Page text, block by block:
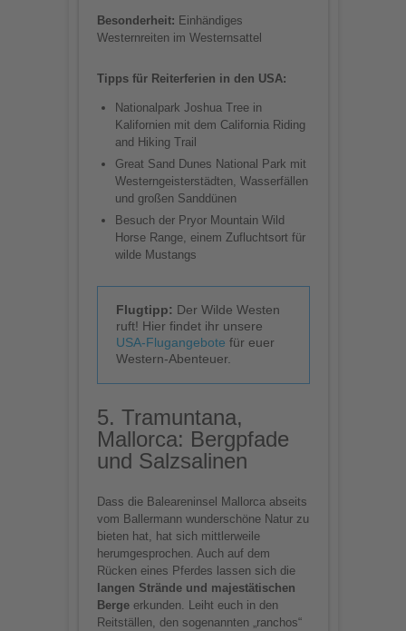
Besonderheit: Einhändiges
Westernreiten im Westernsattel
Tipps für Reiterferien in den USA:
Nationalpark Joshua Tree in
Kalifornien mit dem California Riding
and Hiking Trail
Great Sand Dunes National Park mit
Westerngeisterstädten, Wasserfällen
und großen Sanddünen
Besuch der Pryor Mountain Wild
Horse Range, einem Zufluchtsort für
wilde Mustangs
Flugtipp: Der Wilde Westen
ruft! Hier findet ihr unsere
USA-Flugangebote für euer
Western-Abenteuer.
5. Tramuntana,
Mallorca: Bergpfade
und Salzsalinen
Dass die Baleareninsel Mallorca abseits
vom Ballermann wunderschöne Natur zu
bieten hat, hat sich mittlerweile
herumgesprochen. Auch auf dem
Rücken eines Pferdes lassen sich die
langen Strände und majestätischen
Bergeerkunden. Leiht euch in den
Reitställen, den sogenannten „ranchos“